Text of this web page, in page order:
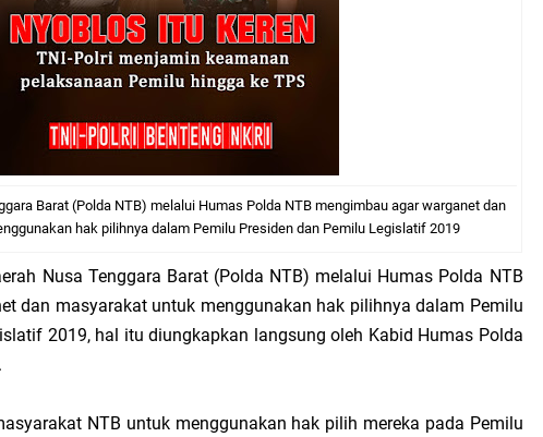
Pilkades Serentak 2026 Digelar, Polsek Narmada Siap Jaga Kondusivitas
HUT RI ke-81, Polsek Selaparang Bagikan Bendera Merah Putih kepada Warga
Curanmor Dibekuk Polisi, Motor Curian Dijual ke Lombok Tengah
Apresiasi Polisi Berhasil Ungkap Kasus Kematian Mahasiswi NDR
NTB Letakkan Batu Pertama Balai Kemitraan Polri dan Masyarakat
Barat (Polda NTB) melalui Humas Polda NTB mengimbau agar warganet dan
hak pilihnya dalam Pemilu Presiden dan Pemilu Legislatif 2019
Nusa Tenggara Barat (Polda NTB) melalui Humas Polda NTB
dan masyarakat untuk menggunakan hak pilihnya dalam Pemilu
2019, hal itu diungkapkan langsung oleh Kabid Humas Polda
NTB untuk menggunakan hak pilih mereka pada Pemilu